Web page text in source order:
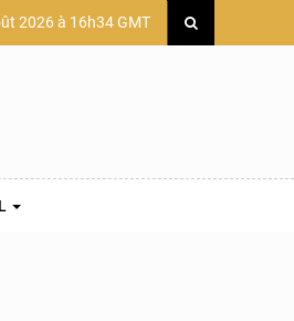
2026 à 16h34 GMT